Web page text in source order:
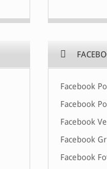
Facebook
Facebook
Facebook
Facebook
Facebook